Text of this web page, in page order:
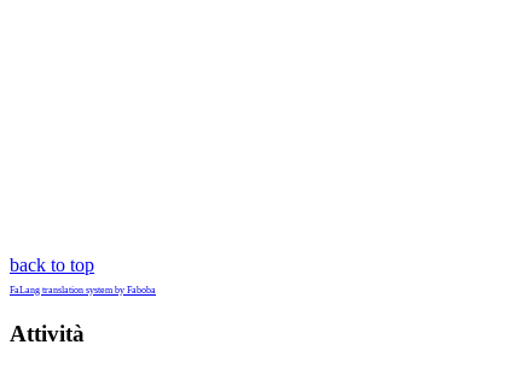
back to top
FaLang translation system by Faboba
Attività